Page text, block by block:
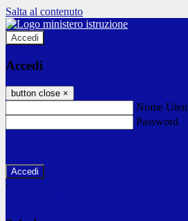
Salta al contenuto
Accedi
Accedi
button close ×
Nome
Password
-